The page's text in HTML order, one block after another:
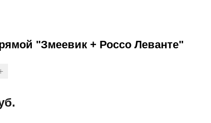
"Змеевик + Россо Леванте"